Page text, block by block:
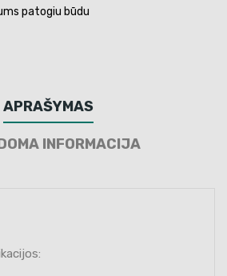
patogiu būdu
APRAŠYMAS
INFORMACIJA